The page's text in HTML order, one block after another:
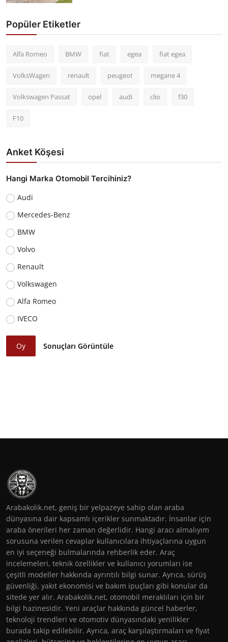
Popüler Etiketler
Alfa Romeo BMW fiat egea fiat egea
VolksWagen renault peugeot megane 4
Volkswagen Passat opel audi clio f30
F10
Anket Köşesi
Hangi Marka Otomobil Tercihiniz?
Audi
Mercedes-Benz
BMW
Volvo
Renault
Volkswagen
Alfa Romeo
IVECO
Oy Sonuçları Görüntüle
Arabakolik.net, geniş bir yelpazeye sahip olan araba
dünyasına dair kapsamlı içerikler sunmaktadır. İnsanlar için
araba önerileri her zaman değerlidir. Hangi aracı almalıyım
sorusuna verilen cevaplar kullanıcılara ihtiyaçlarına uygun
en iyi seçeneği bulmalarında rehberlik eder. Araç
incelemeleri, teknik özellikler ve kullanıcı yorumları ise
çeşitli modeller hakkında ayrıntılı bilgi sunar. Ayrıca, sürüş
güvenliği, yakıt ekonomisi ve bakım ipuçları gibi konular da
sitede yer alır. Arabakolik.net, otomobil meraklıları için bir
bilgi hazinesidir. Yeni araçlar hakkında güncel haberler,
teknoloji trendleri ve otomotiv dünyasındaki yenilikler
burada takip edilebilir. Ayrıca, araç karşılaştırmaları ve fiyat